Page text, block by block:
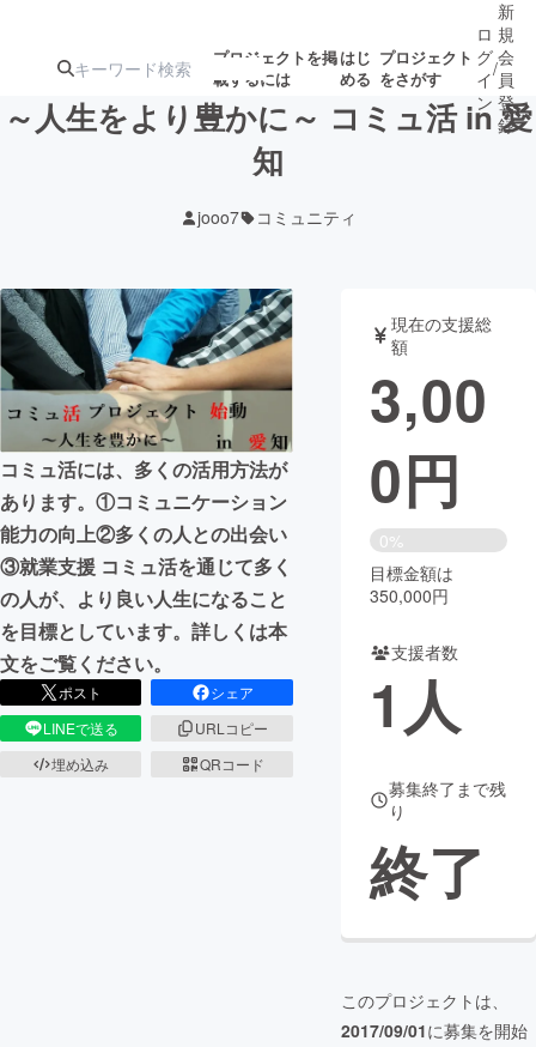
プロジェクトを掲
載するには
はじ
める
プロジェクト
をさがす
ジェクト
ロジェクト
アート・写真 音楽
テクノロジー・ガジェット ゲーム・サ
映像・映画 書籍・雑誌
ビジネス・起業 チャレンジ
まちづくり・地域活性化
CAMPFIRE for Social Good
CAMPFIRE Creation
CAMPFIREふるさと納税
コミュニティ
ロ
グ
イ
ン
/
新
規
会
員
登
録
～人生をより豊かに～ コミュ活 in 愛
知
jooo7 コミュニティ
コミュ活には、多くの活用方法が
あります。①コミュニケーション
能力の向上②多くの人との出会い
③就業支援 コミュ活を通じて多く
の人が、より良い人生になること
を目標としています。詳しくは本
文をご覧ください。
ポスト
シェア
LINEで送る
URLコピー
埋め込み
QRコード
現在の支援総
額
3,00
0円
0%
目標金額は
350,000円
支援者数
1人
募集終了まで残
り
終了
このプロジェクトは、
2017/09/01に募集を開始